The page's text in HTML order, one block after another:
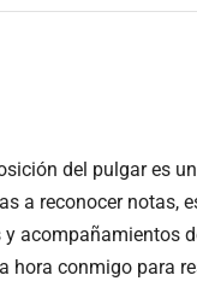
del pulgar es
a reconocer
conmigo para